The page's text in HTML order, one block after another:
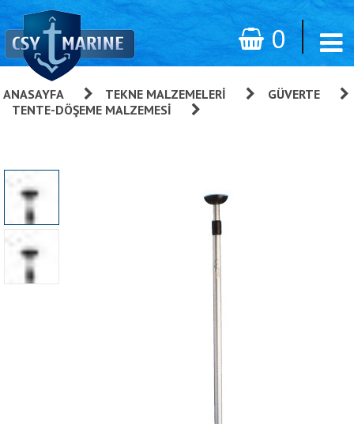
0
ANASAYFA TEKNE MALZEMELERI
GÜVERTE
TENTE-DÖŞEME MALZEMESI